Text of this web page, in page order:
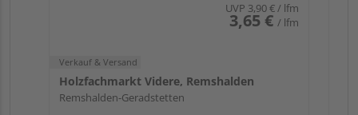
UVP 3,90 €/ lfm
3,65 € / lfm
Verkauf & Versand
Holzfachmarkt Videre, Remshalden
Remshalden-Geradstetten